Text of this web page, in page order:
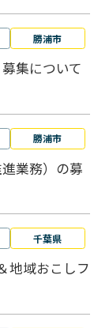
勝浦市
集について
勝浦市
業務）の募
千葉県
地域おこしフ